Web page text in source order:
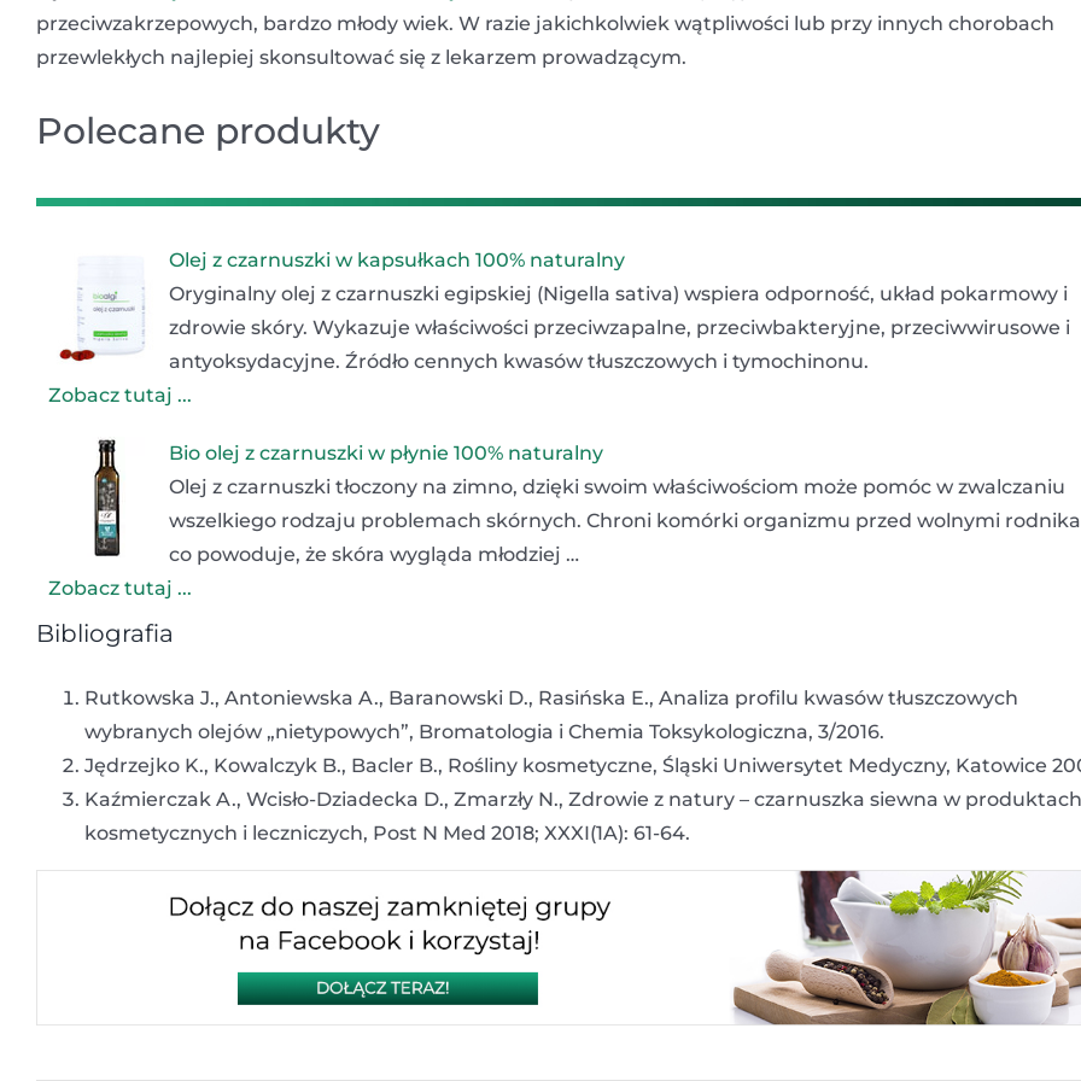
przeciwzakrzepowych, bardzo młody wiek. W razie jakichkolwiek wątpliwości lub przy innych chorobach
przewlekłych najlepiej skonsultować się z lekarzem prowadzącym.
Polecane produkty
Olej z czarnuszki w kapsułkach 100% naturalny
Oryginalny olej z czarnuszki egipskiej (Nigella sativa) wspiera odporność, układ pokarmowy i
zdrowie skóry. Wykazuje właściwości przeciwzapalne, przeciwbakteryjne, przeciwwirusowe i
antyoksydacyjne. Źródło cennych kwasów tłuszczowych i tymochinonu.
Zobacz tutaj ...
Bio olej z czarnuszki w płynie 100% naturalny
Olej z czarnuszki tłoczony na zimno, dzięki swoim właściwościom może pomóc w zwalczaniu
wszelkiego rodzaju problemach skórnych. Chroni komórki organizmu przed wolnymi
co powoduje, że skóra wygląda młodziej …
Zobacz tutaj ...
Bibliografia
Rutkowska J., Antoniewska A., Baranowski D., Rasińska E., Analiza profilu kwasów tłuszczowych
wybranych olejów „nietypowych”, Bromatologia i Chemia Toksykologiczna, 3/2016.
Jędrzejko K., Kowalczyk B., Bacler B., Rośliny kosmetyczne, Śląski Uniwersytet Medyczny, Katowice
Kaźmierczak A., Wcisło-Dziadecka D., Zmarzły N., Zdrowie z natury – czarnuszka siewna w produktach
kosmetycznych i leczniczych, Post N Med 2018; XXXI(1A): 61-64.